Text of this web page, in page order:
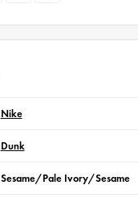
Nike
Dunk
Sesame/Pale Ivory/Sesame